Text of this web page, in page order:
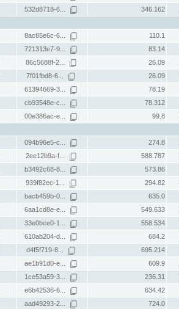
532d8718-6... 346.162
8ac85e6c-6... 110.1
721313e7-9... 83.14
86c5688f-2... 26.09
7f01fbd8-6... 26.09
61394669-3... 78.19
cb93548e-c... 78.312
00e386ac-e... 99.8
094b96e5-c... 274.8
2ee12b9a-f... 588.787
b3492c68-8... 573.86
939f82ec-1... 294.82
bacb459b-0... 635.0
6aa1cd8e-e... 549.633
33e0bce0-1... 558.534
610ab204-d... 684.2
d4f5f719-8... 695.214
ae1b91d0-e... 609.9
1ce53a59-3... 236.31
e6b42536-6... 634.42
aad49293-2... 724.0